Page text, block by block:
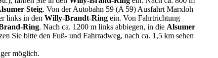
Steig. Von der Autobahn 59 (A 59) Ausfahrt Marxloh
links in den Willy-Brandt-Ring ein. Von Fahrtrichtung
Ring. Nach ca. 1200 m links abbiegen, in die Alsumer
Sie bitte den Fuß- und Fahrradweg, nach ca. 1,5 km sehen
möglich.